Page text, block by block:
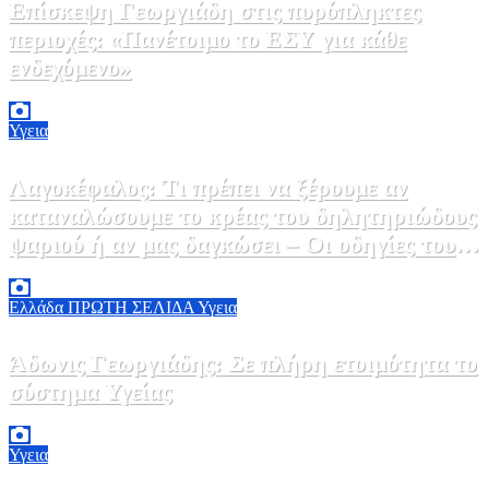
Επίσκεψη Γεωργιάδη στις πυρόπληκτες
περιοχές: «Πανέτοιμο το ΕΣΥ για κάθε
ενδεχόμενο»
Υγεια
Λαγοκέφαλος: Τι πρέπει να ξέρουμε αν
καταναλώσουμε το κρέας του δηλητηριώδους
ψαριού ή αν μας δαγκώσει – Οι οδηγίες του
ΕΟΔΥ
Ελλάδα ΠΡΩΤΗ ΣΕΛΙΔΑ Υγεια
Άδωνις Γεωργιάδης: Σε πλήρη ετοιμότητα το
σύστημα Υγείας
Υγεια